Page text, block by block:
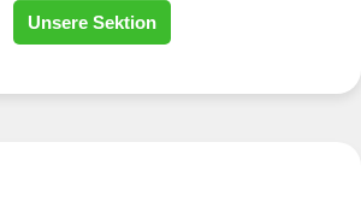
Unsere Sektion